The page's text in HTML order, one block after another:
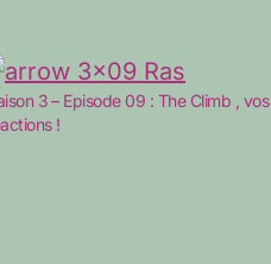
3 – Episode 09 : The Climb , vos
!